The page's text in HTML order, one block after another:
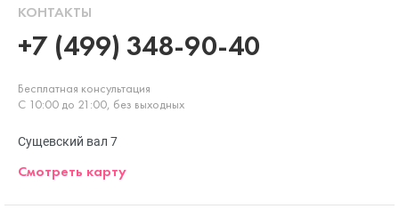
КОНТАКТЫ
+7 (499) 348-90-40
Бесплатная консультация
С 10:00 до 21:00, без выходных
Сущевский вал 7
Смотреть карту